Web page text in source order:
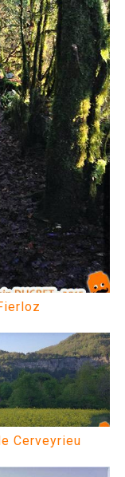
Cerveyrieu